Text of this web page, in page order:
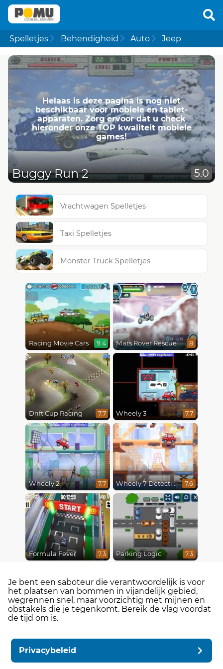
Spelletjes Behendigheid Auto Jeep
Helaas is deze pagina is nog niet
beschikbaar voor mobiele en tablet-
apparaten. Zorg ervoor dat u check
hieronder onze TOP kwaliteit mobiele
games!
Buggy Run 2 5.0
Vrachtwagen Spelletjes
Taxi Spelletjes
Monster Truck Spelletjes
Racing Movie Cars 9.4 Mars Rover Rescue 8
Drift Cup Racing 7.7 Wheely 3 7.7
Wheely 2 7.7 Wheely 7 Detective 7.6
Formula Fever 7.3 Parking Logic 7.3
Je bent een saboteur die verantwoordelijk is voor
het plaatsen van bommen in vijandelijk gebied,
wegrennen snel, maar voorzichtig met mijnen en
obstakels die je tegenkomt. Bereik de vlag voordat
de tijd om is.
Privacybeleid